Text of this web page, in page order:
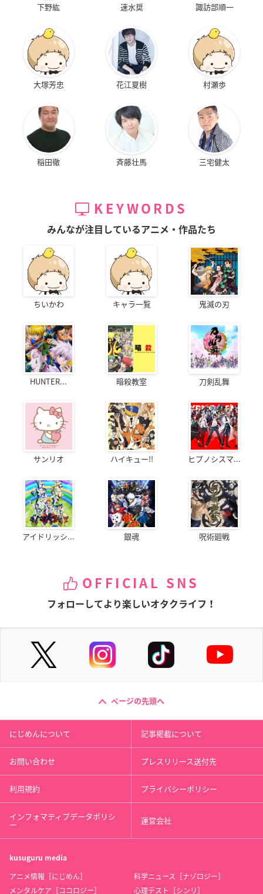
下野紘 速水奨 諏訪部順一
大塚芳忠 花江夏樹 村瀬歩
稲田徹 斉藤壮馬 三宅健太
KEYWORDS
みんなが注目しているアニメ・作品たち
ちいかわ キャラ一覧 鬼滅の刃
HUNTER... 暗殺教室 刀剣乱舞
サンリオ ハイキュー!! ヒプノシスマ...
アイドリッシ... 銀魂 呪術廻戦
OFFICIAL SNS
フォローしてより楽しいオタクライフ！
ページの先頭へ
にじめんについて 記事掲載について
お問い合わせ プレスリリース送付先
利用規約 プライバシーポリシー
インフォマティブデータポリシ
ー 運営会社
kusuguru media
アニメ情報［にじめん］
科学ニュース［ナゾロジー］
メンタルケア［ココロジー］
心理テスト［シンリ］